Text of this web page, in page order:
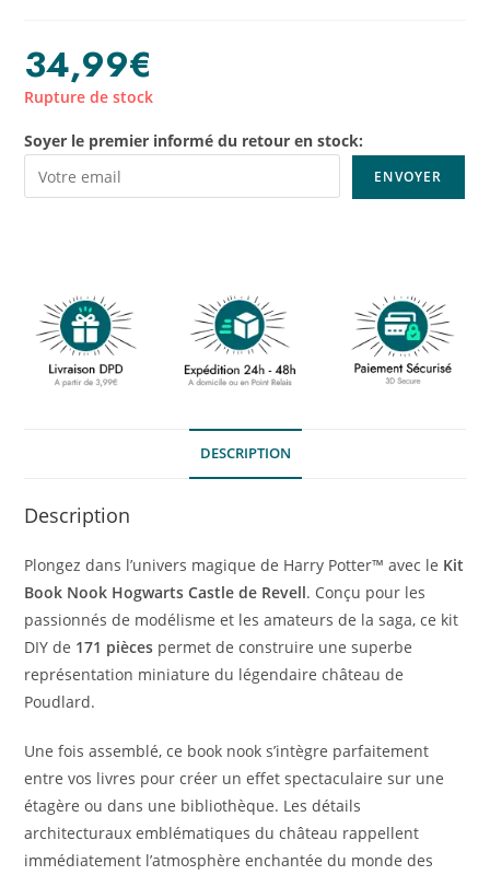
34,99€
Rupture de stock
Soyer le premier informé du retour en stock:
DESCRIPTION
Description
Plongez dans l’univers magique de Harry Potter™ avec le Kit
Book Nook Hogwarts Castle de Revell. Conçu pour les
passionnés de modélisme et les amateurs de la saga, ce kit
DIY de 171 pièces permet de construire une superbe
représentation miniature du légendaire château de
Poudlard.
Une fois assemblé, ce book nook s’intègre parfaitement
entre vos livres pour créer un effet spectaculaire sur une
étagère ou dans une bibliothèque. Les détails
architecturaux emblématiques du château rappellent
immédiatement l’atmosphère enchantée du monde des